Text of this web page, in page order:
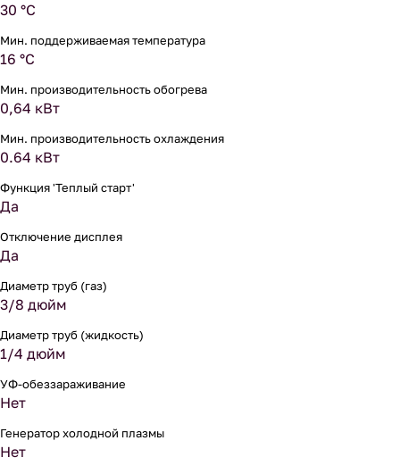
30 °С
Мин. поддерживаемая температура
16 °С
Мин. производительность обогрева
0,64 кВт
Мин. производительность охлаждения
0.64 кВт
Функция 'Теплый старт'
Да
Отключение дисплея
Да
Диаметр труб (газ)
3/8 дюйм
Диаметр труб (жидкость)
1/4 дюйм
УФ-обеззараживание
Нет
Генератор холодной плазмы
Нет